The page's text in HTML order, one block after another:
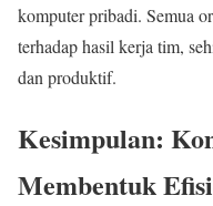
komputer pribadi. Semua
terhadap hasil kerja tim,
dan produktif.
Kesimpulan:
Membentuk